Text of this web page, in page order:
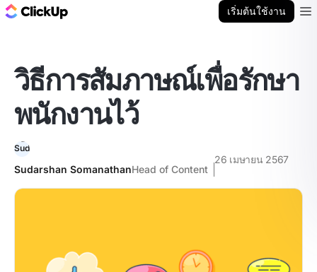
เริ่มต้นใช้งาน
วิธีการสัมภาษณ์เพื่อรักษา
พนักงานไว้
Sudarshan SomanathanHead of Content
26 เมษายน 2567